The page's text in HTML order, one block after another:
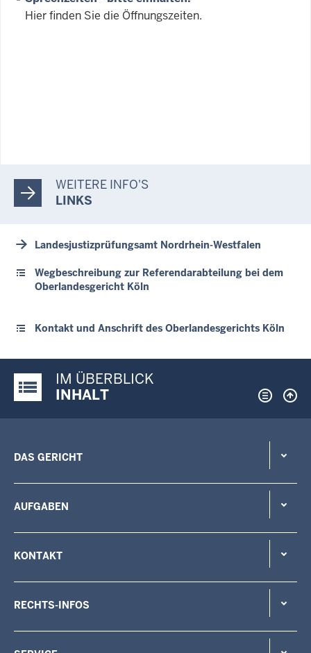
Hier finden Sie die Öffnungszeiten.
WEITERE INFO'S
LINKS
Landesjustizprüfungsamt Nordrhein-Westfalen
Wegbeschreibung zur Referendarabteilung bei dem
Oberlandesgericht Köln
Kontakt und Anschrift des Oberlandesgerichts Köln
Justiz-Portal im Überblick:
IM ÜBERBLICK
INHALT
DAS GERICHT
AUFGABEN
KONTAKT
RECHTS-INFOS